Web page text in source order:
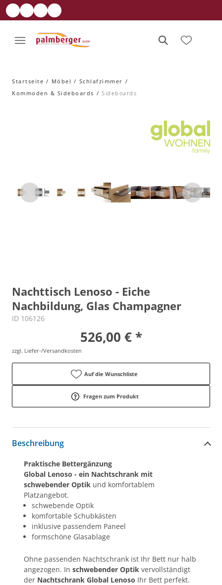
Startseite Möbel
Schlafzimmer
Kommoden & Sideboards
Sideboards
Nachttisch Lenoso - Eiche
Nachbildung, Glas Champagner
ID 106126
526,00 € *
zzgl. Liefer-/Versandkosten
Auf die Wunschliste
Fragen zum Produkt
Beschreibung
Praktische Bettergänzung
Global Lenoso - ein Nachtschrank mit
schwebender Optik und komfortablem
Platzangebot.
schwebende Optik
komfortable Schubkästen
inklusive passendem Paneel
formschöne Glasablage
Ohne passenden Nachtschrank ist Ihr Bett nur halb
angezogen. In schwebender Optik vervollständigt
der Nachtschrank Global Lenoso Ihr Bett perfekt.